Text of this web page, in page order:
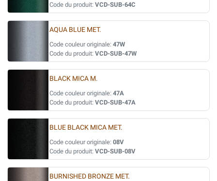
Code du produit: VCD-SUB-64C
AQUA BLUE MET.
Code couleur originale: 47W
Code du produit: VCD-SUB-47W
BLACK MICA M.
Code couleur originale: 47A
Code du produit: VCD-SUB-47A
BLUE BLACK MICA MET.
Code couleur originale: 08V
Code du produit: VCD-SUB-08V
BURNISHED BRONZE MET.